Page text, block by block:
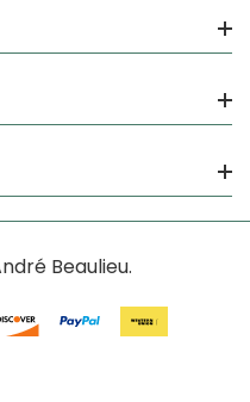
Beaulieu.